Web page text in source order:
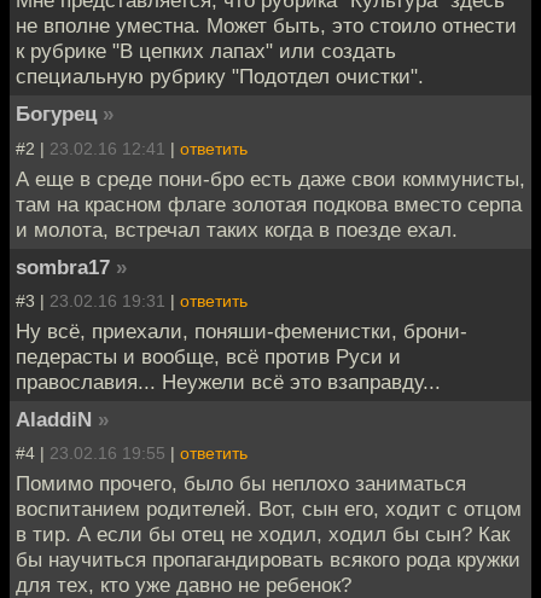
не вполне уместна. Может быть, это стоило отнести
к рубрике "В цепких лапах" или создать
специальную рубрику "Подотдел очистки".
Богурец »
#2 | 23.02.16 12:41 | ответить
А еще в среде пони-бро есть даже свои коммунисты,
там на красном флаге золотая подкова вместо серпа
и молота, встречал таких когда в поезде ехал.
sombra17 »
#3 | 23.02.16 19:31 | ответить
Ну всё, приехали, поняши-феменистки, брони-
педерасты и вообще, всё против Руси и
православия... Неужели всё это взаправду...
AladdiN »
#4 | 23.02.16 19:55 | ответить
Помимо прочего, было бы неплохо заниматься
воспитанием родителей. Вот, сын его, ходит с отцом
в тир. А если бы отец не ходил, ходил бы сын? Как
бы научиться пропагандировать всякого рода кружки
для тех, кто уже давно не ребенок?